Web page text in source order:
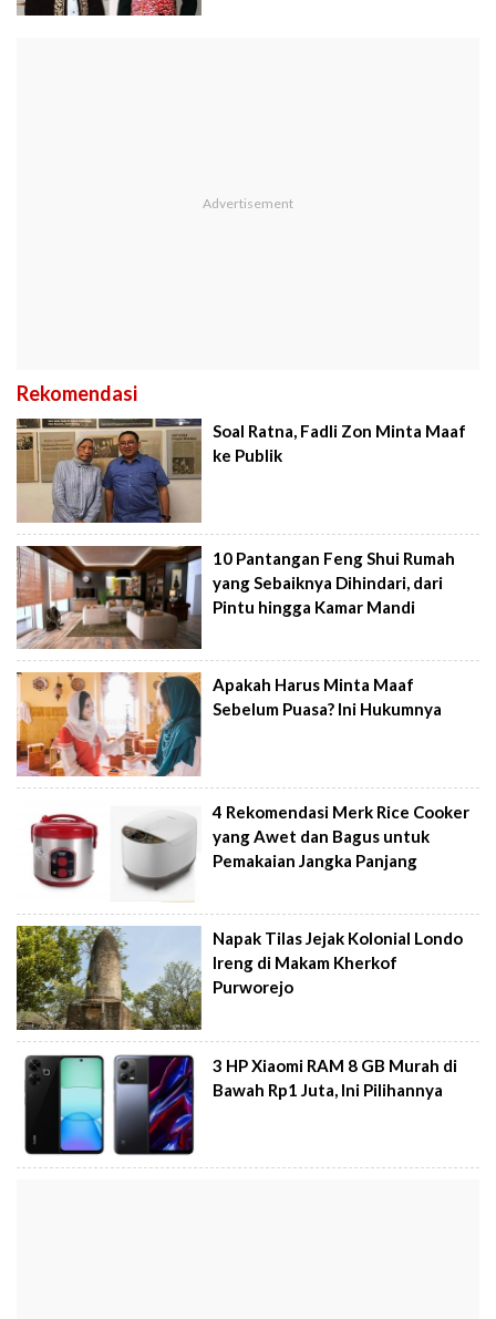
Rekomendasi
Soal Ratna, Fadli Zon Minta Maaf
ke Publik
10 Pantangan Feng Shui Rumah
yang Sebaiknya Dihindari, dari
Pintu hingga Kamar Mandi
Apakah Harus Minta Maaf
Sebelum Puasa? Ini Hukumnya
4 Rekomendasi Merk Rice Cooker
yang Awet dan Bagus untuk
Pemakaian Jangka Panjang
Napak Tilas Jejak Kolonial Londo
Ireng di Makam Kherkof
Purworejo
3 HP Xiaomi RAM 8 GB Murah di
Bawah Rp1 Juta, Ini Pilihannya